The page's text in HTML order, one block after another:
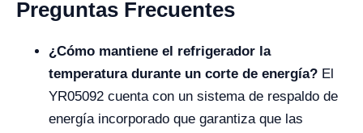
Preguntas Frecuentes
¿Cómo mantiene el refrigerador la
temperatura durante un corte de energía? El
YR05092 cuenta con un sistema de respaldo de
energía incorporado que garantiza que las